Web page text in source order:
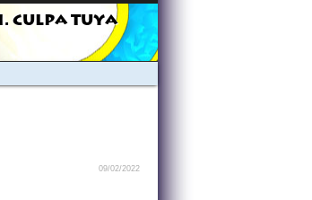
CULPA TUYA
09/02/2022